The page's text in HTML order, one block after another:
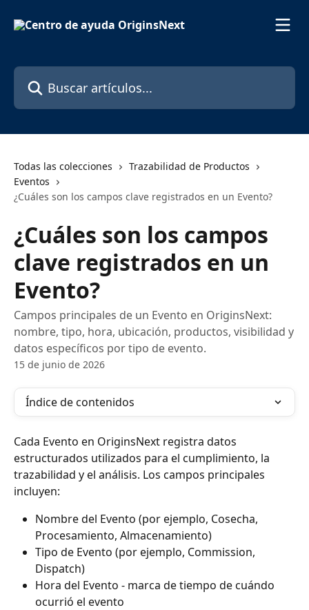
Buscar artículos...
Todas las colecciones
Trazabilidad de Productos
Eventos
¿Cuáles son los campos clave registrados en un Evento?
¿Cuáles son los campos
clave registrados en un
Evento?
Campos principales de un Evento en OriginsNext:
nombre, tipo, hora, ubicación, productos, visibilidad y
datos específicos por tipo de evento.
15 de junio de 2026
Índice de contenidos
Cada Evento en OriginsNext registra datos
estructurados utilizados para el cumplimiento, la
trazabilidad y el análisis. Los campos principales
incluyen:
Nombre del Evento (por ejemplo, Cosecha,
Procesamiento, Almacenamiento)
Tipo de Evento (por ejemplo, Commission,
Dispatch)
Hora del Evento - marca de tiempo de cuándo
ocurrió el evento